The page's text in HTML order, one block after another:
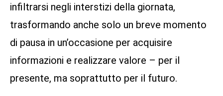
infiltrarsi negli interstizi della giornata,
trasformando anche solo un breve momento
di pausa in un’occasione per acquisire
informazioni e realizzare valore – per il
presente, ma soprattutto per il futuro.